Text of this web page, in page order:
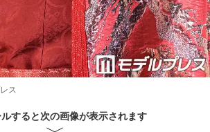
ス
すると次の画像が表示されます